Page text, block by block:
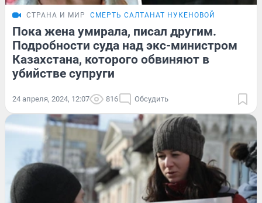
СТРАНА И МИР СМЕРТЬ САЛТАНАТ НУКЕНОВОЙ
Пока жена умирала, писал другим.
Подробности суда над экс-министром
Казахстана, которого обвиняют в
убийстве супруги
24 апреля, 2024, 12:07 816 Обсудить